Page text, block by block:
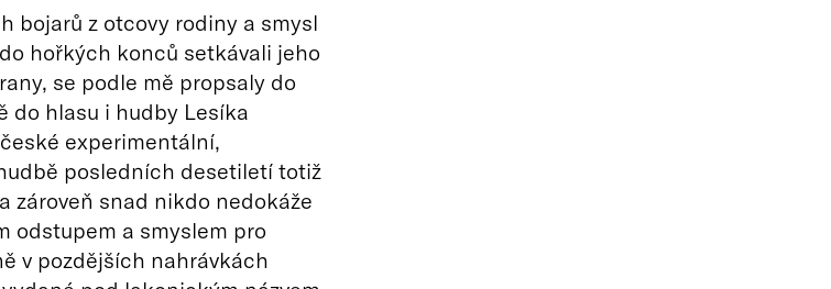
bojarů z otcovy rodiny a smysl
hořkých konců setkávali jeho
se podle mě propsaly do
do hlasu i hudby Lesíka
experimentální,
posledních desetiletí totiž
zároveň snad nikdo nedokáže
odstupem a smyslem pro
v pozdějších nahrávkách